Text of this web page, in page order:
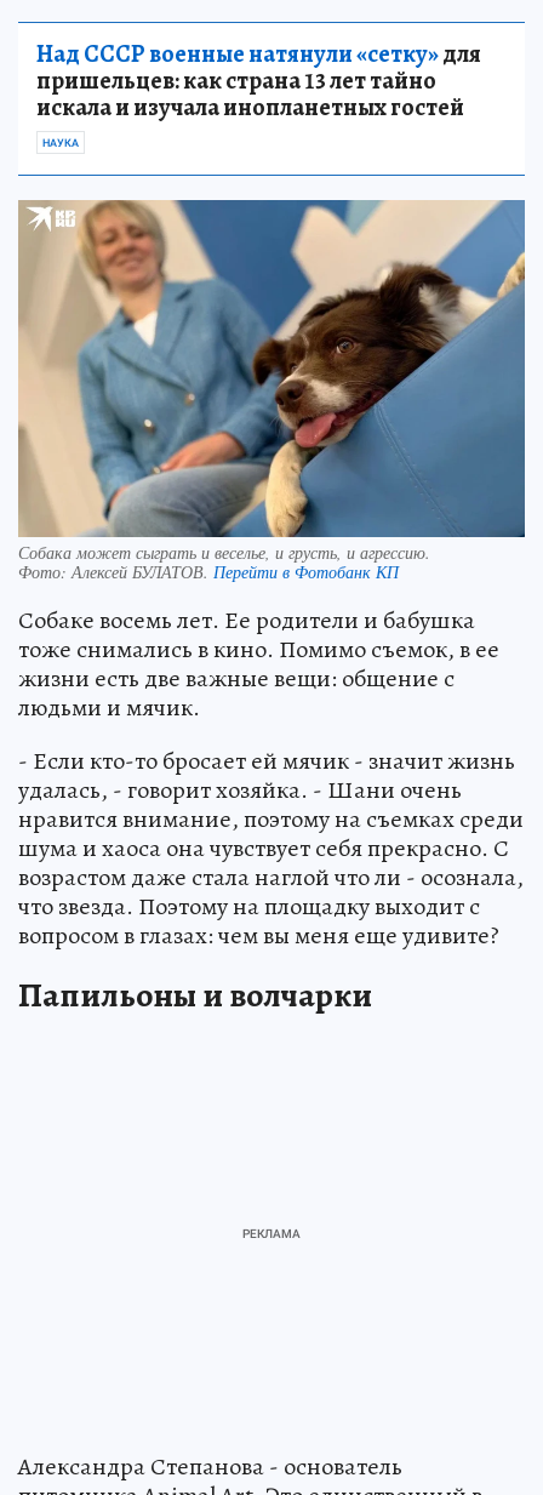
Над СССР военные натянули «сетку»для
пришельцев: как страна 13 лет тайно
искала и изучала инопланетных гостей
НАУКА
Собака может сыграть и веселье, и грусть, и агрессию.
Фото:Алексей БУЛАТОВ. Перейти в Фотобанк КП
Собаке восемь лет. Ее родители и бабушка
тоже снимались в кино. Помимо съемок, в ее
жизни есть две важные вещи: общение с
людьми и мячик.
- Если кто-то бросает ей мячик - значит жизнь
удалась, - говорит хозяйка. - Шани очень
нравится внимание, поэтому на съемках среди
шума и хаоса она чувствует себя прекрасно. С
возрастом даже стала наглой что ли - осознала,
что звезда. Поэтому на площадку выходит с
вопросом в глазах: чем вы меня еще удивите?
Папильоны и волчарки
Александра Степанова - основатель